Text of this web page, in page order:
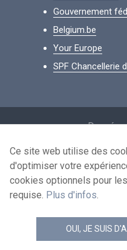
Gouvernement
Belgium.be
Your Europe
SPF Chancellerie
© 2026 -
Ce site web utilise des
d'optimiser votre
cookies optionnels pour
requise. Plus d'infos.
OUI, JE SUIS